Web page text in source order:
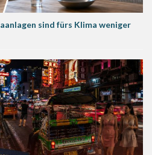
sind fürs Klima weniger